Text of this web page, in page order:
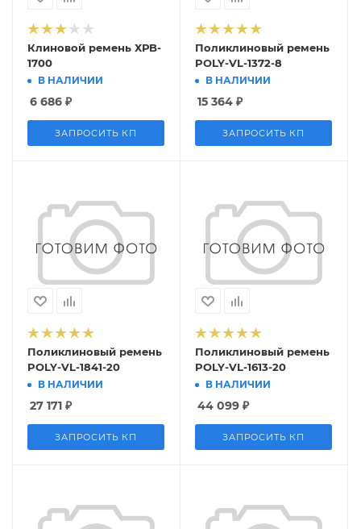
Клиновой ремень ХРB-
1700
В НАЛИЧИИ
6 686 ₽
ЗАПРОСИТЬ КП
Поликлиновый ремень
POLY-VL-1372-8
В НАЛИЧИИ
15 364 ₽
ЗАПРОСИТЬ КП
Поликлиновый ремень
POLY-VL-1841-20
В НАЛИЧИИ
27 171 ₽
ЗАПРОСИТЬ КП
Поликлиновый ремень
POLY-VL-1613-20
В НАЛИЧИИ
44 099 ₽
ЗАПРОСИТЬ КП